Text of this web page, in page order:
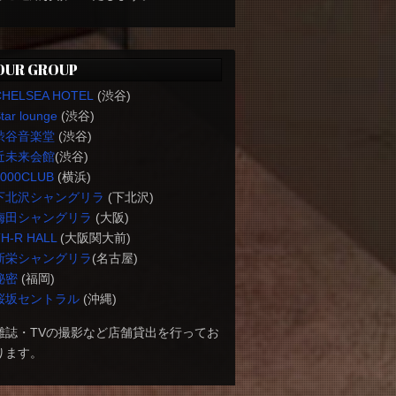
GROUP
HOTEL
(渋谷)
lounge(渋谷)
谷音楽堂(渋谷)
未来会館(渋谷)
(横浜)
北沢シャングリラ (下北沢)
田シャングリラ (大阪)
R HALL (大阪関大前)
栄シャングリラ(名古屋)
密(福岡)
坂セントラル(沖縄)
誌・TVの撮影など店舗貸出を行ってお
ます。